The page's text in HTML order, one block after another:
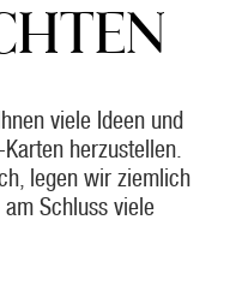
viele Ideen und
herzustellen.
legen wir ziemlich
Schluss viele